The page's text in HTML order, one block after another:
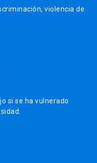
violencia de
si se ha vulnerado